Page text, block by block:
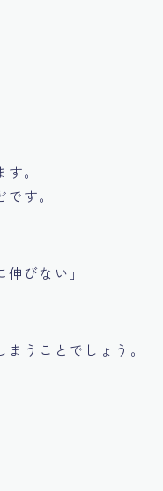
。
す。
びない」
うことでしょう。